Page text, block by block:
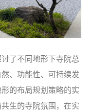
了不同地形下寺院总
、功能性、可持续发
的布局规划策略的实
生的寺院氛围，在实